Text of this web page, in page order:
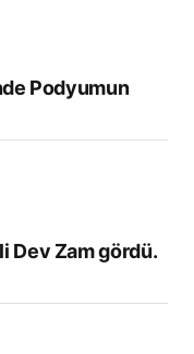
Podyumun
Dev Zam gördü.